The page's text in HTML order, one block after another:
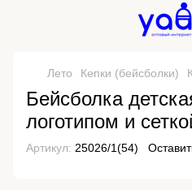
Лето Кепки (бейсболки)
Бейсболка
логотипом и
Артикул: 25026/1(54)